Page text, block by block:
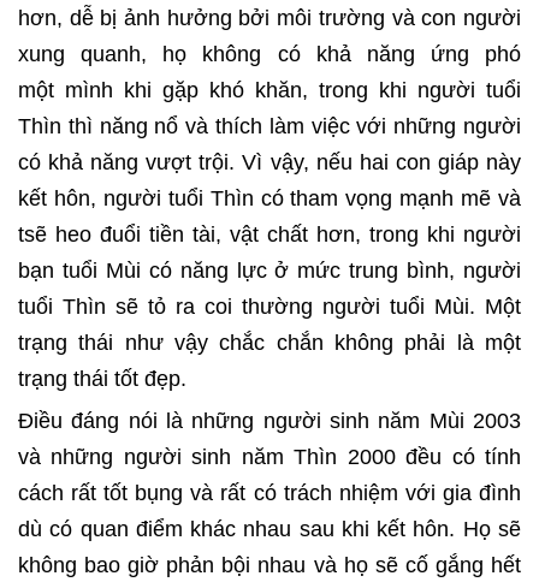
hơn, dễ bị ảnh hưởng bởi môi trường và con người
xung quanh, họ không có khả năng ứng phó
một mình khi gặp khó khăn, trong khi người tuổi
Thìn thì năng nổ và thích làm việc với những người
có khả năng vượt trội. Vì vậy, nếu hai con giáp này
kết hôn, người tuổi Thìn có tham vọng mạnh mẽ và
tsẽ heo đuổi tiền tài, vật chất hơn, trong khi người
bạn tuổi Mùi có năng lực ở mức trung bình, người
tuổi Thìn sẽ tỏ ra coi thường người tuổi Mùi. Một
trạng thái như vậy chắc chắn không phải là một
trạng thái tốt đẹp.
Điều đáng nói là những người sinh năm Mùi 2003
và những người sinh năm Thìn 2000 đều có tính
cách rất tốt bụng và rất có trách nhiệm với gia đình
dù có quan điểm khác nhau sau khi kết hôn. Họ sẽ
không bao giờ phản bội nhau và họ sẽ cố gắng hết